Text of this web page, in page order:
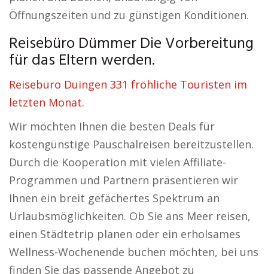
Öffnungszeiten und zu günstigen Konditionen.
Reisebüro Dümmer Die Vorbereitung
für das Eltern werden.
Reisebüro Duingen 331 fröhliche Touristen im
letzten Monat.
Wir möchten Ihnen die besten Deals für
kostengünstige Pauschalreisen bereitzustellen.
Durch die Kooperation mit vielen Affiliate-
Programmen und Partnern präsentieren wir
Ihnen ein breit gefächertes Spektrum an
Urlaubsmöglichkeiten. Ob Sie ans Meer reisen,
einen Städtetrip planen oder ein erholsames
Wellness-Wochenende buchen möchten, bei uns
finden Sie das passende Angebot zu